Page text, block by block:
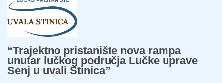
“Trajektno pristanište nova rampa
unutar lučkog područja Lučke uprave
Senj u uvali Stinica”